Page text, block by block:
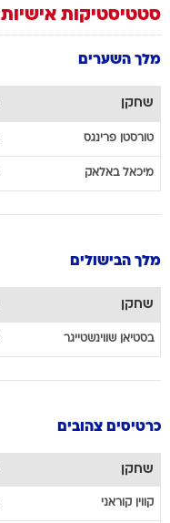
סטטיסטיקות אישיות
מלך השערים
שחקן
טורסטן פרינגס
מיכאל באלאק
מלך הבישולים
שחקן
בסטיאן שווינשטייגר
כרטיסים צהובים
שחקן
קווין קוראני